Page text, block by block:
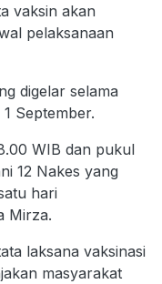
vaksin akan
pelaksanaan
digelar selama
September.
WIB dan pukul
12 Nakes yang
hari
Mirza.
laksana vaksinasi
masyarakat